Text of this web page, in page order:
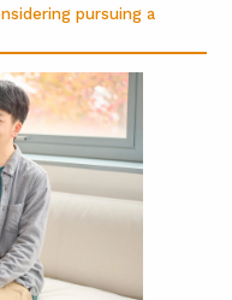
pursuing a